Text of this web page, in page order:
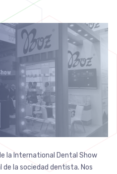
la International Dental Show
la sociedad dentista. Nos